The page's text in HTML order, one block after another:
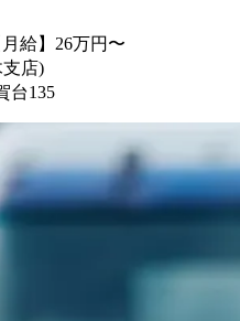
給】26万円〜
店)
台135